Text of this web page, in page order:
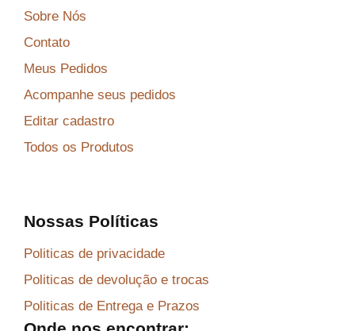
Sobre Nós
Contato
Meus Pedidos
Acompanhe seus pedidos
Editar cadastro
Todos os Produtos
Nossas Políticas
Politicas de privacidade
Politicas de devolução e trocas
Politicas de Entrega e Prazos